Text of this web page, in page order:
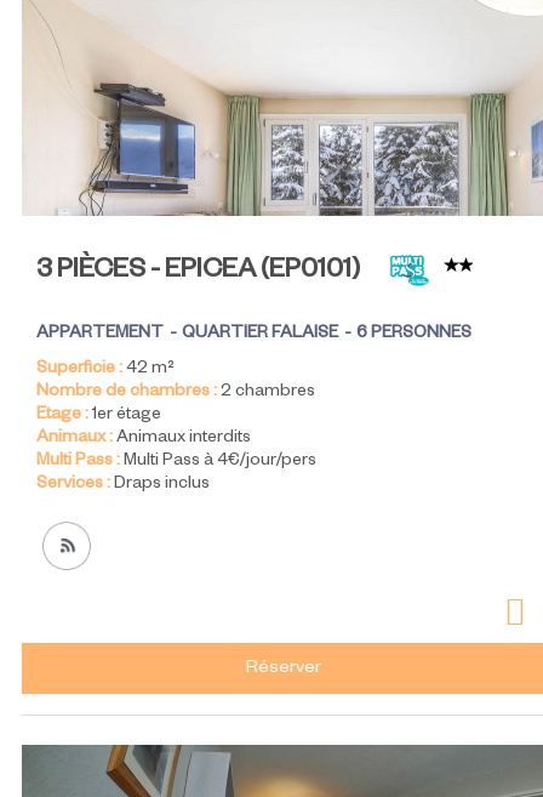
3 PIÈCES - EPICEA(EP0101)
APPARTEMENT QUARTIER FALAISE
6 PERSONNES
Superficie :42 m²
Nombre de chambres :2 chambres
Etage :1er étage
Animaux :Animaux interdits
Multi Pass :Multi Pass à 4€/jour/pers
Services :Draps inclus
Réserver